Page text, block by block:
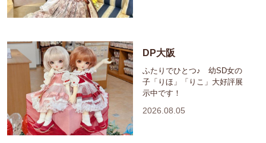
DP大阪
ふたりでひとつ♪ 幼SD女の
子「りほ」「りこ」大好評展
示中です！
2026.08.05